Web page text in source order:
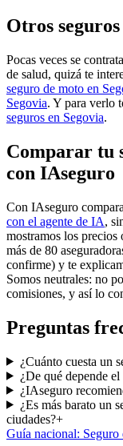
Otros
Pocas veces se
de salud, quizá te
seguro de moto en
Segovia. Y para verlo
seguros en Segovia.
Comparar tu
con IAseguro
Con IAseguro
con el agente de IA,
mostramos los precios
más de 80
confirme) y te
Somos neutrales: no
comisiones, y así lo
Preguntas
¿Cuánto cuesta un
¿De qué depende
¿IAseguro
¿Es más barato un
ciudades?+
Guía nacional: Seguro